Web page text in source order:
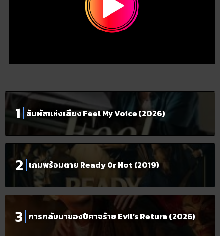
สัมผัสแห่งเสียง Feel My Voice (2026)
เกมพร้อมตาย Ready Or Not (2019)
การกลับมาของปีศาจร้าย Evil’s Return (2026)